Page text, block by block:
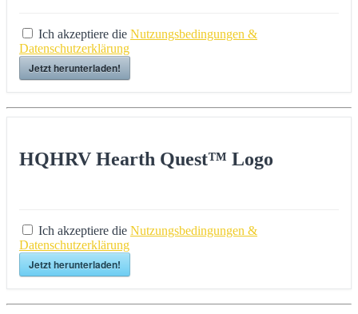
Ich akzeptiere die Nutzungsbedingungen &
Datenschutzerklärung
Jetzt herunterladen!
HQHRV Hearth Quest™ Logo
Ich akzeptiere die Nutzungsbedingungen &
Datenschutzerklärung
Jetzt herunterladen!